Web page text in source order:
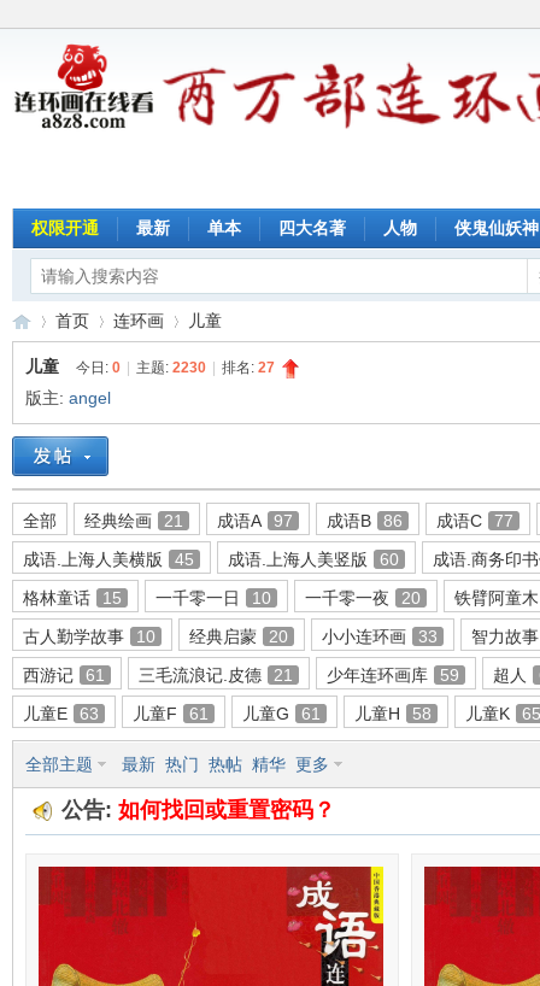
权限开通 最新 单本 四大名著 人物 侠鬼仙妖神
连
环
»
首页
›
连环画
›
儿童
儿童 今日: 0 主题: 2230 排名: 27
版主: angel
全部 经典绘画 21 成语A 97 成语B 86 成语C
77
成语.上海人美横版
45 成语.上海人美竖版 60
成语.商务印
格林童话
15 一千零一日 10 一千零一夜 20
铁臂阿童木
古人勤学故事
10 经典启蒙 20 小小连环画 33
智力故事
西游记
61 三毛流浪记.皮德 21 少年连环画库 59 超人
儿童E
63 儿童F 61 儿童G 61 儿童H 58 儿童K 65
全部主题 最新 热门 热帖 精华 更多
公告: 如何找回或重置密码？